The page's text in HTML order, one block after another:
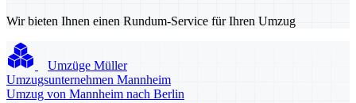
Wir bieten Ihnen einen Rundum-Service für Ihren Umzug
Umzüge Müller
Umzugsunternehmen Mannheim
Umzug von Mannheim nach Berlin